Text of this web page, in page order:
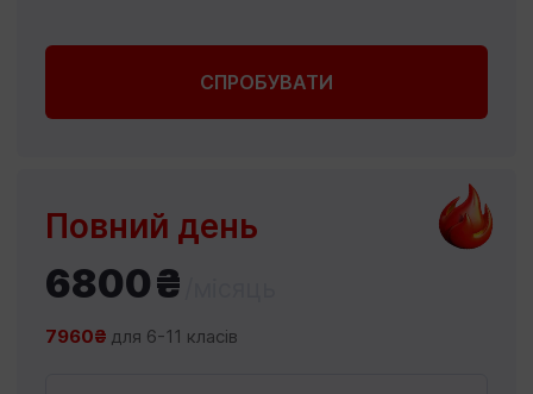
СПРОБУВАТИ
Повний день
6800₴
7960₴ для 6-11 класів